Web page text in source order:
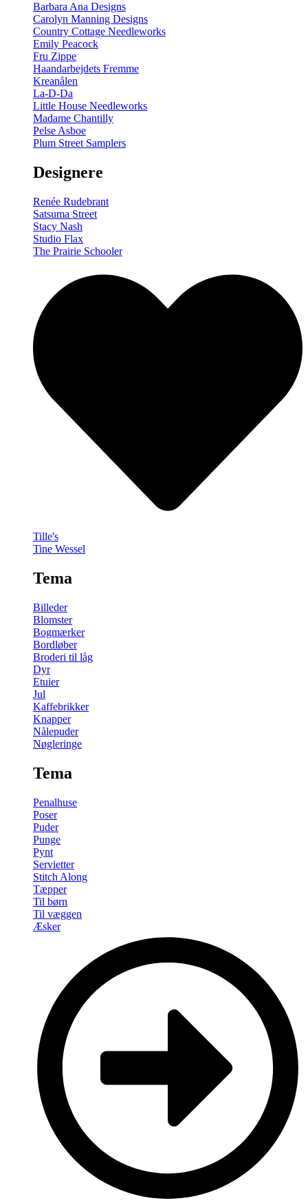
Barbara Ana Designs
Carolyn Manning Designs
Country Cottage Needleworks
Emily Peacock
Fru Zippe
Haandarbejdets Fremme
Kreanålen
La-D-Da
Little House Needleworks
Madame Chantilly
Pelse Asboe
Plum Street Samplers
Designere
Renée Rudebrant
Satsuma Street
Stacy Nash
Studio Flax
The Prairie Schooler
Tille's
Tine Wessel
Tema
Billeder
Blomster
Bogmærker
Bordløber
Broderi til låg
Dyr
Etuier
Jul
Kaffebrikker
Knapper
Nålepuder
Nøgleringe
Tema
Penalhuse
Poser
Puder
Punge
Pynt
Servietter
Stitch Along
Tæpper
Til børn
Til væggen
Æsker